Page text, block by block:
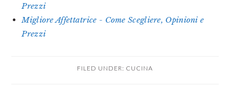
Prezzi
Migliore Affettatrice - Come Scegliere, Opinioni e
Prezzi
FILED UNDER: CUCINA